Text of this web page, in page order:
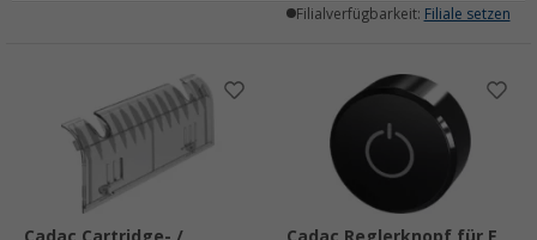
Filialverfügbarkeit: Filiale setzen